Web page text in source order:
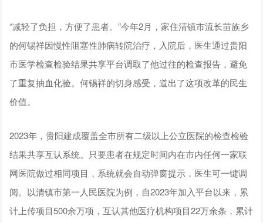
“减轻了负担，方便了患者。”今年2月，家住清镇市流长苗族乡
的何锡祥因慢性阻塞性肺病转院治疗，入院后，医生通过贵阳
市医学检查检验结果共享平台调取了他过往的检查报告，避免
了重复抽血化验。何锡祥的切身感受，道出了这项改革的民生
价值。
2023年，贵阳建成覆盖全市所有二级以上公立医院的检查检验
结果共享互认系统。只要患者在规定时间内在市内任何一家联
网医院做过相同项目，系统就会自动弹窗提示，医生可一键调
阅。以清镇市第一人民医院为例，自2023年加入平台以来，累
计上传项目500余万项，互认其他医疗机构项目22万余条，累计